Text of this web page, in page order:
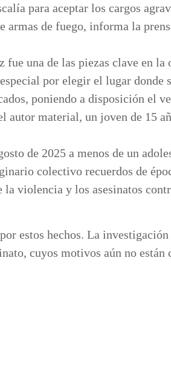
para aceptar los cargos
armas de fuego, informa la
fue una de las piezas clave en
por elegir el lugar donde
poniendo a disposición el
autor material, un joven de 15
de 2025 a menos de un
colectivo recuerdos de
la violencia y los asesinatos
estos hechos. La
cuyos motivos aún no están